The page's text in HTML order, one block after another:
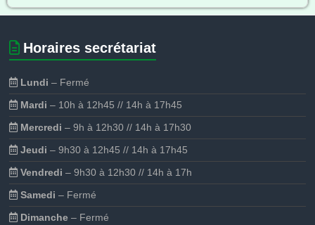
Horaires secrétariat
Lundi – Fermé
Mardi – 10h à 12h45 // 14h à 17h45
Mercredi – 9h à 12h30 // 14h à 17h30
Jeudi – 9h30 à 12h45 // 14h à 17h45
Vendredi – 9h30 à 12h30 // 14h à 17h
Samedi – Fermé
Dimanche – Fermé